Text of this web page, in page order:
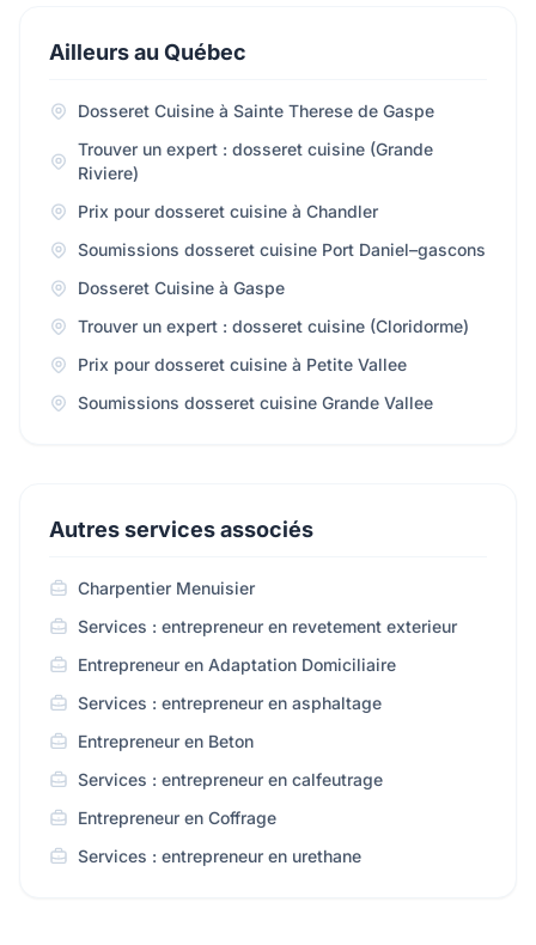
Ailleurs au Québec
Dosseret Cuisine à Sainte Therese de Gaspe
Trouver un expert : dosseret cuisine (Grande
Riviere)
Prix pour dosseret cuisine à Chandler
Soumissions dosseret cuisine Port Daniel–gascons
Dosseret Cuisine à Gaspe
Trouver un expert : dosseret cuisine (Cloridorme)
Prix pour dosseret cuisine à Petite Vallee
Soumissions dosseret cuisine Grande Vallee
Autres services associés
Charpentier Menuisier
Services : entrepreneur en revetement exterieur
Entrepreneur en Adaptation Domiciliaire
Services : entrepreneur en asphaltage
Entrepreneur en Beton
Services : entrepreneur en calfeutrage
Entrepreneur en Coffrage
Services : entrepreneur en urethane